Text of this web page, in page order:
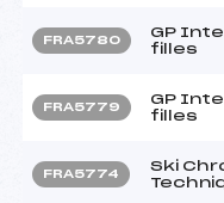
FRA5780
GP
filles
FRA5779
GP
filles
FRA5774
Ski